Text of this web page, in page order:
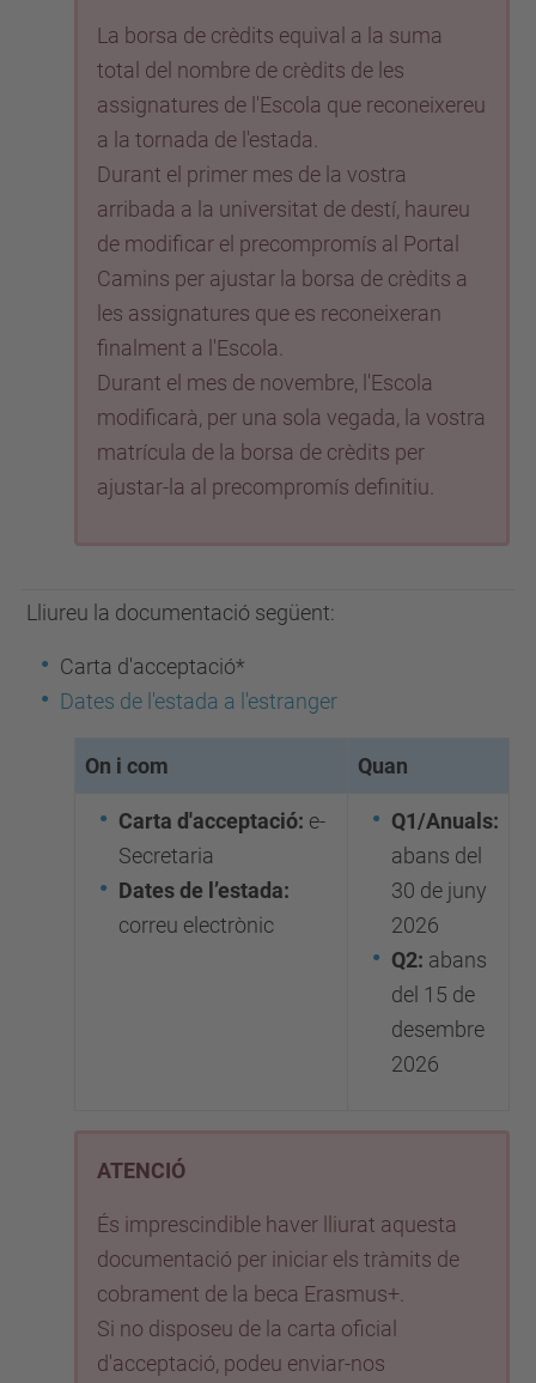
La borsa de crèdits equival a la suma
total del nombre de crèdits de les
assignatures de l'Escola que reconeixereu
a la tornada de l'estada.
Durant el primer mes de la vostra
arribada a la universitat de destí, haureu
de modificar el precompromís al Portal
Camins per ajustar la borsa de crèdits a
les assignatures que es reconeixeran
finalment a l'Escola.
Durant el mes de novembre, l'Escola
modificarà, per una sola vegada, la vostra
matrícula de la borsa de crèdits per
ajustar-la al precompromís definitiu.
Lliureu la documentació següent:
Carta d'acceptació*
Dates de l'estada a l'estranger
On i com Quan
Carta d'acceptació: e-
Secretaria
Dates de l’estada:
correu electrònic
Q1/Anuals:
abans del
30 de juny
2026
Q2: abans
del 15 de
desembre
2026
ATENCIÓ
És imprescindible haver lliurat aquesta
documentació per iniciar els tràmits de
cobrament de la beca Erasmus+.
Si no disposeu de la carta oficial
d'acceptació, podeu enviar-nos